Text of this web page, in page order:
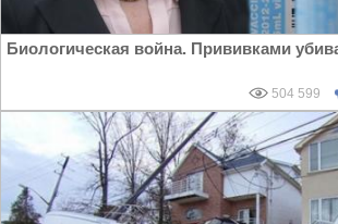
Биологическая война. Прививками
504 599